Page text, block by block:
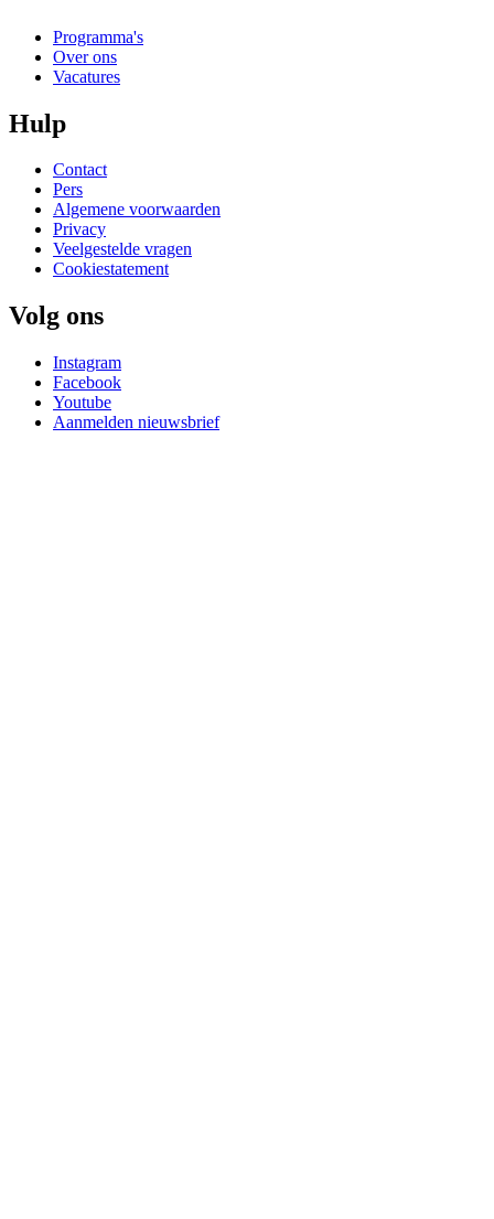
Programma's
Over ons
Vacatures
Hulp
Contact
Pers
Algemene voorwaarden
Privacy
Veelgestelde vragen
Cookiestatement
Volg ons
Instagram
Facebook
Youtube
Aanmelden nieuwsbrief